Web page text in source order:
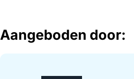
Aangeboden door: